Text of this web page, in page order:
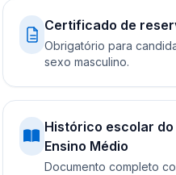
Certificado de
Obrigatório para
sexo masculino.
Histórico escolar do
Ensino Médio
Documento completo